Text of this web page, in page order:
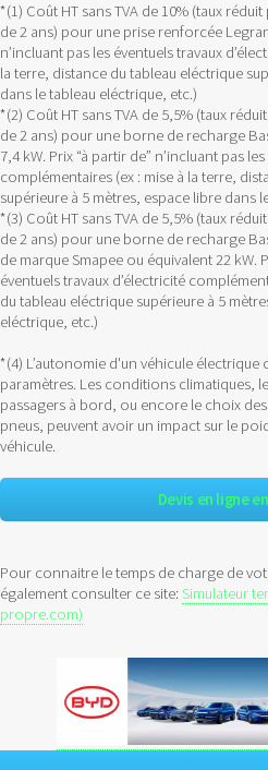
*(1) Coût HT sans TVA de 10% (taux
de 2 ans) pour une prise renforcée
n’incluant pas les éventuels travaux
la terre, distance du tableau eléctrique
dans le tableau eléctrique, etc.)
*(2) Coût HT sans TVA de 5,5% (taux
de 2 ans) pour une borne de recharge
7,4 kW. Prix “à partir de” n’incluant pas
complémentaires (ex : mise à la terre,
supérieure à 5 mètres, espace libre dans
*(3) Coût HT sans TVA de 5,5% (taux
de 2 ans) pour une borne de recharge
de marque Smapee ou équivalent 22 kW.
éventuels travaux d’électricité
du tableau eléctrique supérieure à 5
eléctrique, etc.)
*(4) L’autonomie d'un véhicule
paramètres. Les conditions climatiques,
passagers à bord, ou encore le choix
pneus, peuvent avoir un impact sur le
véhicule.
Devis en ligne
Pour connaitre le temps de charge de
également consulter ce site: Simulateur
propre.com)